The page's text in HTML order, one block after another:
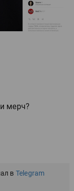
мерч?
в Telegram